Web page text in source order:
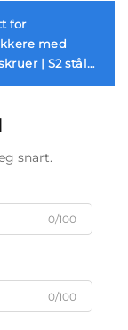
for
med
| S2 stål
snart.
0/100
0/100